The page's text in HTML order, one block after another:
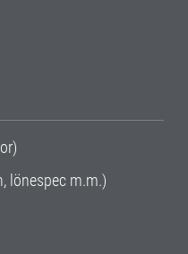
lönespec m.m.)